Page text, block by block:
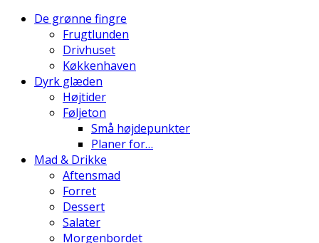
De grønne fingre
Frugtlunden
Drivhuset
Køkkenhaven
Dyrk glæden
Højtider
Føljeton
Små højdepunkter
Planer for…
Mad & Drikke
Aftensmad
Forret
Dessert
Salater
Morgenbordet